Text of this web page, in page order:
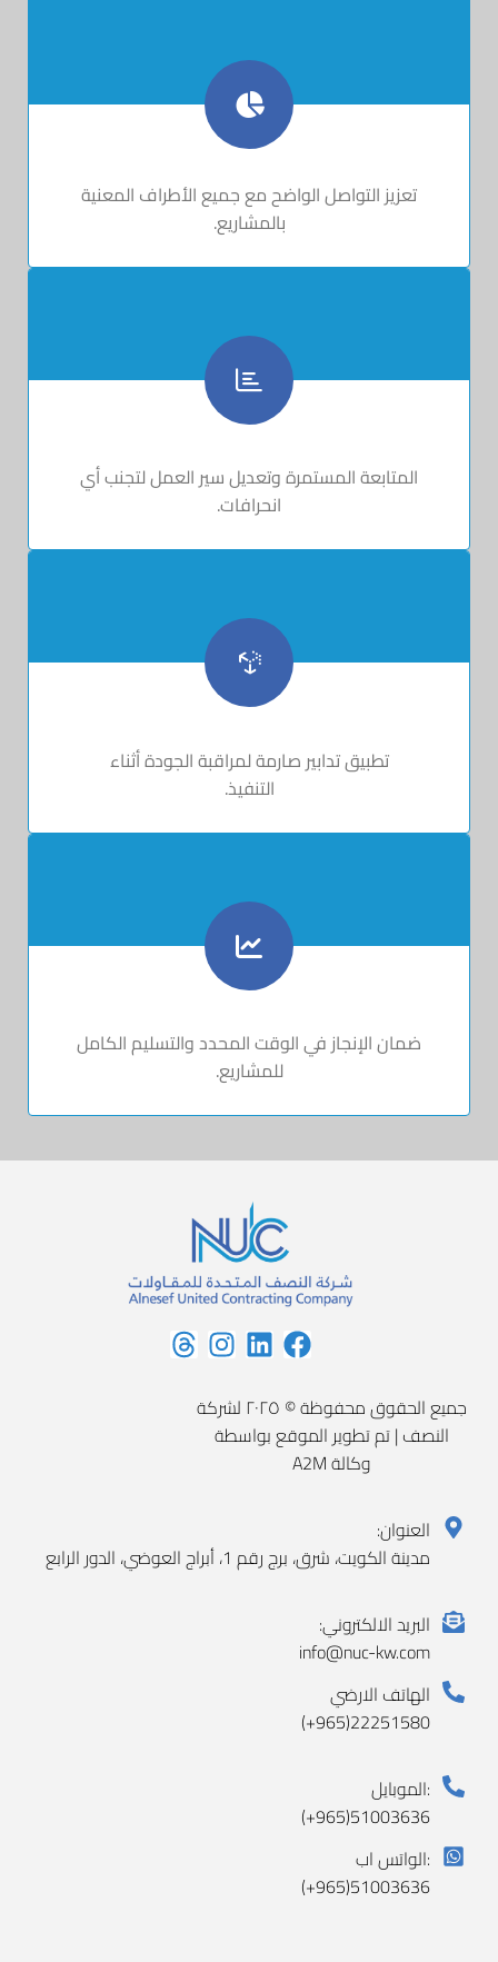
تعزيز التواصل الواضح مع جميع الأطراف المعنية
بالمشاريع.
المتابعة المستمرة وتعديل سير العمل لتجنب أي
انحرافات.
تطبيق تدابير صارمة لمراقبة الجودة أثناء
التنفيذ.
ضمان الإنجاز في الوقت المحدد والتسليم الكامل
للمشاريع.
جميع الحقوق محفوظة © ٢٠٢٥ لشركة
النصف | تم تطوير الموقع بواسطة
وكالة A2M
العنوان:
مدينة الكويت، شرق، برج رقم 1، أبراج العوضي، الدور الرابع
البريد الالكتروني:
info@nuc-kw.com
الهاتف الارضي
(+965)22251580
الموبايل:
(+965)51003636
الواتس اب:
(+965)51003636